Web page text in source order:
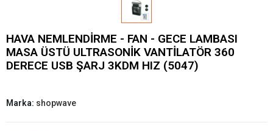
HAVA NEMLENDİRME - FAN - GECE LAMBASI
MASA ÜSTÜ ULTRASONİK VANTİLATÖR 360
DERECE USB ŞARJ 3KDM HIZ (5047)
Marka: shopwave